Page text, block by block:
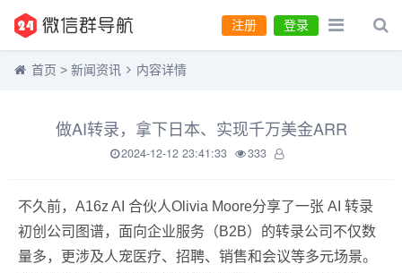
登录
注册
首页 > 新闻资讯 内容详情
做AI转录，拿下日本、实现千万美金ARR
2024-12-12 23:41:33 333
不久前，A16z AI 合伙人Olivia Moore分享了一张 AI 转录
初创公司图谱，面向企业服务（B2B）的转录公司不仅数
量多，更涉及人宠医疗、招聘、销售和会议等多元场景。